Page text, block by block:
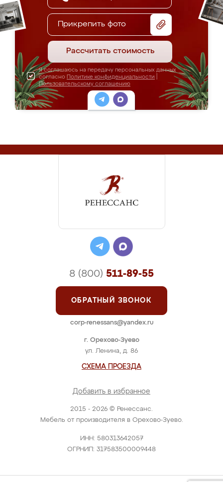
Прикрепить фото
Рассчитать стоимость
Я соглашаюсь на передачу персональных данных
согласно Политике конфиденциальности
Пользовательскому соглашению
2015 - 2026 © Ренессанс.
Мебель от производителя в Орехово-Зуево.
ИНН: 580313642057
ОГРНИП: 317583500009448
г. Орехово-Зуево
ул. Ленина, д. 86
СХЕМА ПРОЕЗДА
Добавить в избранное
8 (800) 511-89-55
ОБРАТНЫЙ ЗВОНОК
corp-renessans@yandex.ru